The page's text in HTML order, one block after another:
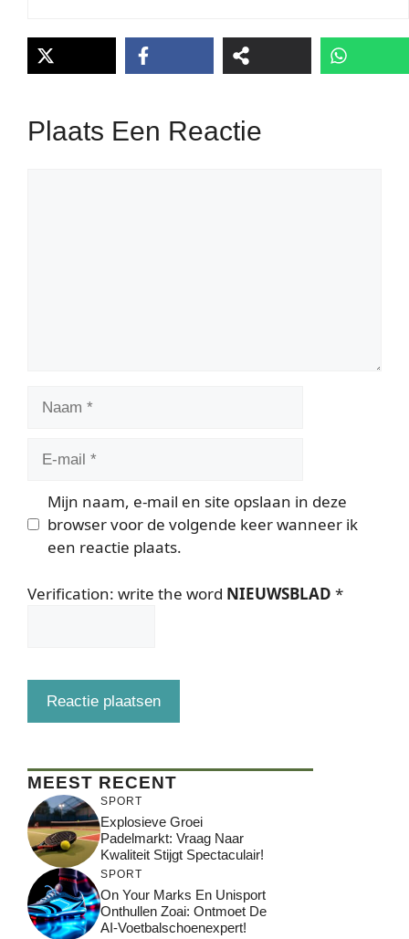
Plaats Een Reactie
Mijn naam, e-mail en site opslaan in deze
browser voor de volgende keer wanneer ik
een reactie plaats.
Verification: write the word NIEUWSBLAD *
MEEST RECENT
SPORT
Explosieve Groei
Padelmarkt: Vraag Naar
Kwaliteit Stijgt Spectaculair!
SPORT
On Your Marks En Unisport
Onthullen Zoai: Ontmoet De
AI-Voetbalschoenexpert!